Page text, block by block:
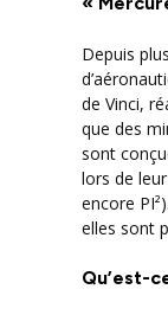
Depuis
de Vinci,
que des
sont
lors de leur
encore
elles sont
Qu’est-